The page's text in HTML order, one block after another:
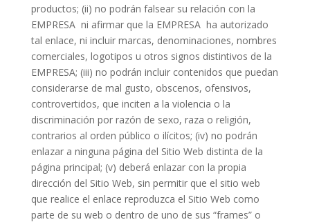
productos; (ii) no podrán falsear su relación con la
EMPRESA ni afirmar que la EMPRESA ha autorizado
tal enlace, ni incluir marcas, denominaciones, nombres
comerciales, logotipos u otros signos distintivos de la
EMPRESA; (iii) no podrán incluir contenidos que puedan
considerarse de mal gusto, obscenos, ofensivos,
controvertidos, que inciten a la violencia o la
discriminación por razón de sexo, raza o religión,
contrarios al orden público o ilícitos; (iv) no podrán
enlazar a ninguna página del Sitio Web distinta de la
página principal; (v) deberá enlazar con la propia
dirección del Sitio Web, sin permitir que el sitio web
que realice el enlace reproduzca el Sitio Web como
parte de su web o dentro de uno de sus “frames” o